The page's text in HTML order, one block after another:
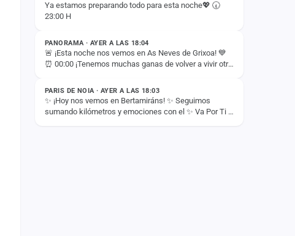
Ya estamos preparando todo para esta noche💖 🕢
23:00 H
ESTADO
PANORAMA · AYER A LAS 18:04
🚨 ¡Esta noche nos vemos en As Neves de Grixoa! 💙
⏰ 00:00 ¡Tenemos muchas ganas de volver a vivir otra
ESTADO
PARIS DE NOIA · AYER A LAS 18:03
✨ ¡Hoy nos vemos en Bertamiráns! ✨ Seguimos
sumando kilómetros y emociones con el ✨ Va Por Ti -